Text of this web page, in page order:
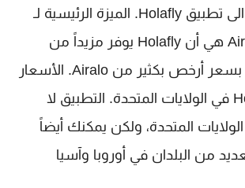
بالتأكيد أن تنظر الى تطبيق Holafly. الميزة الرئيسية لـ
Holafly على Airalo هي أن Holafly يوفر مزيداً من
البيانات المتنقلة بسعر أرخص بكثير من Airalo. الأسعار
أرخص مع Holafly في الولايات المتحدة. التطبيق لا
المتحدة، ولكن يمكنك أيضاً
من البلدان في أوروبا وآسيا